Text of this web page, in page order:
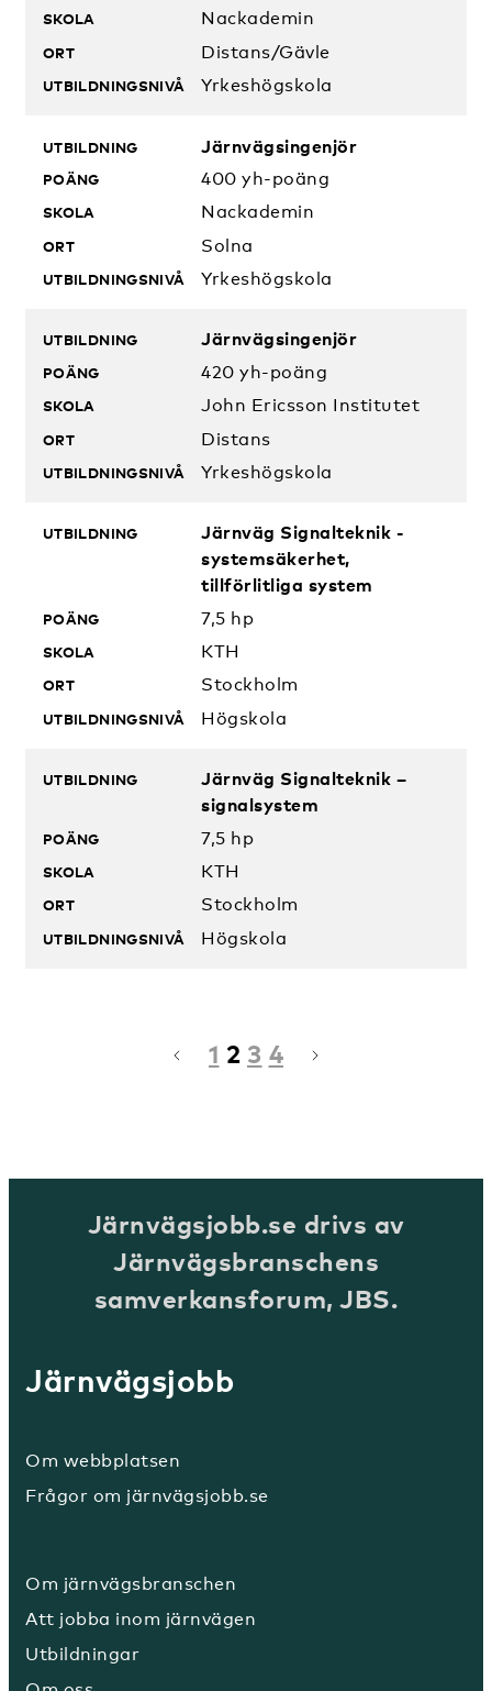
Nackademin
Distans/Gävle
Yrkeshögskola
Järnvägsingenjör
400 yh-poäng
Nackademin
Solna
Yrkeshögskola
Järnvägsingenjör
420 yh-poäng
John Ericsson Institutet
Distans
Yrkeshögskola
Järnväg Signalteknik -
systemsäkerhet,
tillförlitliga system
7,5 hp
KTH
Stockholm
Högskola
Järnväg Signalteknik –
signalsystem
7,5 hp
KTH
Stockholm
Högskola
1 2 3 4
Järnvägsjobb.se drivs av
Järnvägsbranschens
samverkansforum, JBS.
Järnvägsjobb
Om webbplatsen
Frågor om järnvägsjobb.se
Om järnvägsbranschen
Att jobba inom järnvägen
Utbildningar